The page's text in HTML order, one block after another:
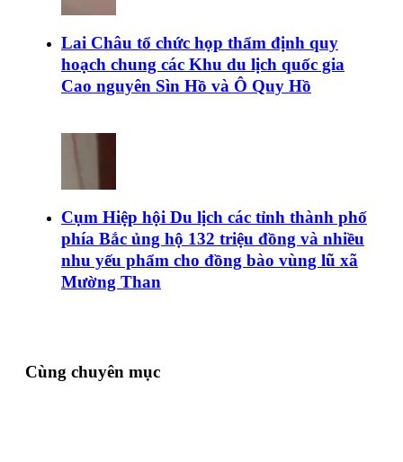
Lai Châu tổ chức họp thẩm định quy
hoạch chung các Khu du lịch quốc gia
Cao nguyên Sìn Hồ và Ô Quy Hồ
Cụm Hiệp hội Du lịch các tỉnh thành phố
phía Bắc ủng hộ 132 triệu đồng và nhiều
nhu yếu phẩm cho đồng bào vùng lũ xã
Mường Than
Cùng chuyên mục